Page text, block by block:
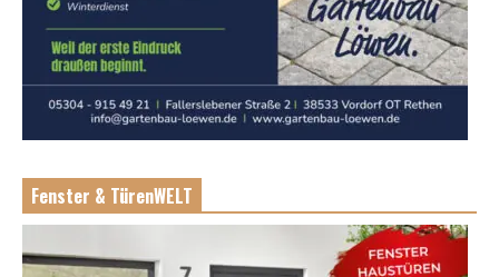
Fenster & TürenWELT